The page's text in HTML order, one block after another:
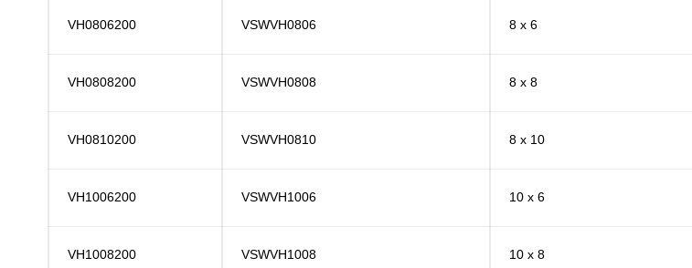
VH0806200 VSWVH0806 8 x 6
VH0808200 VSWVH0808 8 x 8
VH0810200 VSWVH0810 8 x 10
VH1006200 VSWVH1006 10 x 6
VH1008200 VSWVH1008 10 x 8